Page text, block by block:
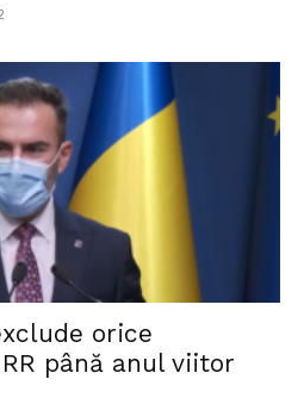
orice
până anul viitor